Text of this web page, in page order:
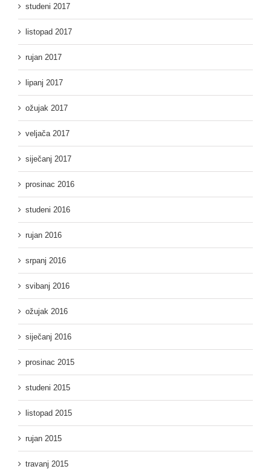
studeni 2017
listopad 2017
rujan 2017
lipanj 2017
ožujak 2017
veljača 2017
siječanj 2017
prosinac 2016
studeni 2016
rujan 2016
srpanj 2016
svibanj 2016
ožujak 2016
siječanj 2016
prosinac 2015
studeni 2015
listopad 2015
rujan 2015
travanj 2015